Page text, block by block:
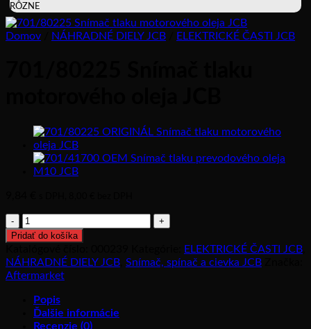
RÔZNE
Domov NÁHRADNÉ DIELY JCB ELEKTRICKÉ ČASTI JCB
množstvo
701/80225
Snímač
tlaku
motorového
JCB
Pridať do košíka
ELEKTRICKÉ ČASTI JCB
NÁHRADNÉ DIELY JCB Snímač, spínač a cievka JCB
Aftermarket
Popis
Ďalšie informácie
Recenzie (0)